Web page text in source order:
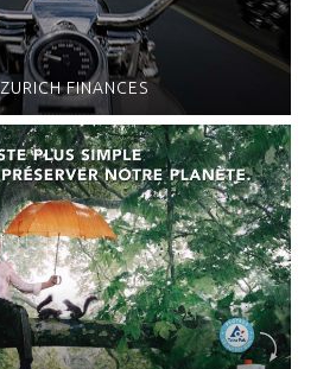
ZURICH FINANCES